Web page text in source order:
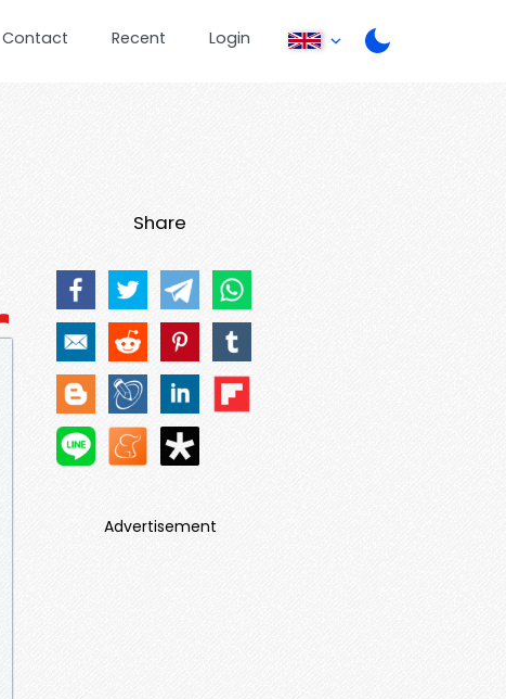
Contact Recent Login
Share
Advertisement